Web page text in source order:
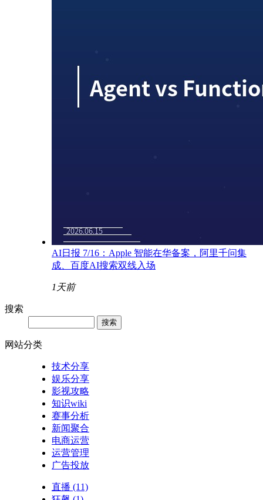
AI日报 7/16：Apple 智能在华备案，阿里千问集
成、百度AI搜索双线入场
1天前
搜索
网站分类
技术分享
娱乐分享
影视攻略
知识wiki
赛事分析
新闻聚合
电商运营
运营管理
广告投放
直播 (11)